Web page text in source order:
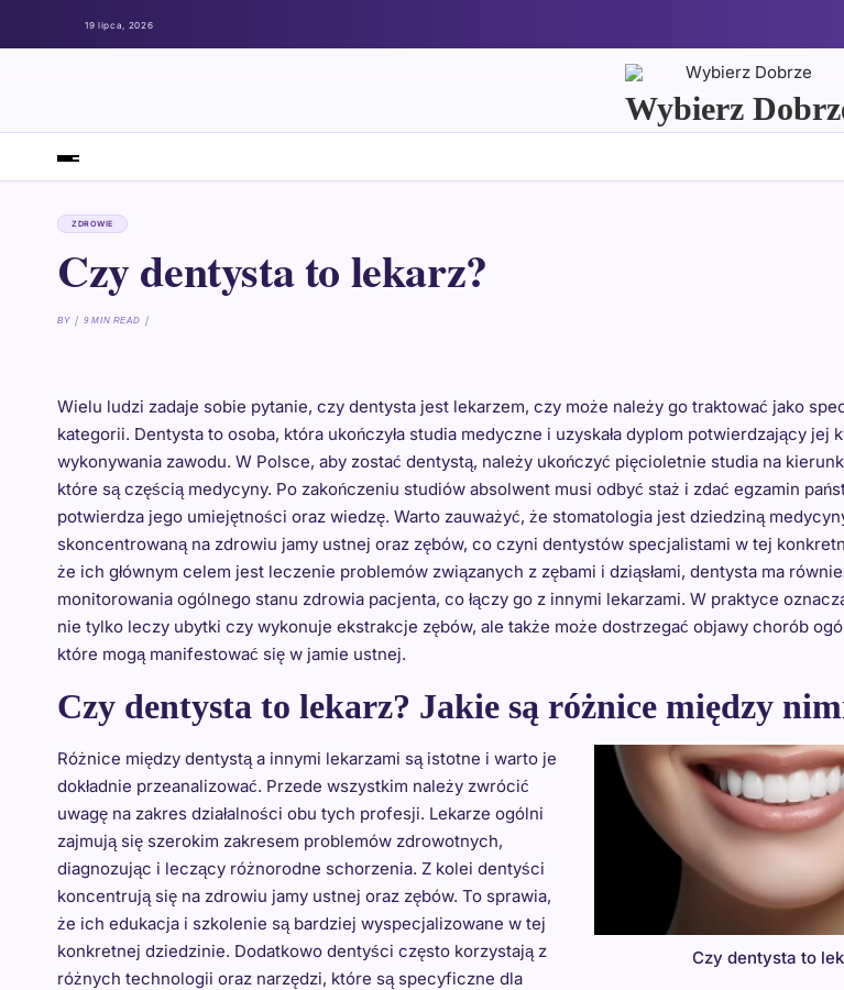
19 lipca, 2026
Wybierz
ZDROWIE
Czy dentysta to lekarz?
BY 9 MIN READ
Wielu ludzi zadaje sobie pytanie, czy dentysta jest lekarzem, czy może należy go traktować jako
kategorii. Dentysta to osoba, która ukończyła studia medyczne i uzyskała dyplom potwierdzający jej
wykonywania zawodu. W Polsce, aby zostać dentystą, należy ukończyć pięcioletnie studia na
które są częścią medycyny. Po zakończeniu studiów absolwent musi odbyć staż i zdać egzamin
potwierdza jego umiejętności oraz wiedzę. Warto zauważyć, że stomatologia jest dziedziną
skoncentrowaną na zdrowiu jamy ustnej oraz zębów, co czyni dentystów specjalistami w tej
że ich głównym celem jest leczenie problemów związanych z zębami i dziąsłami, dentysta ma
monitorowania ogólnego stanu zdrowia pacjenta, co łączy go z innymi lekarzami. W praktyce
nie tylko leczy ubytki czy wykonuje ekstrakcje zębów, ale także może dostrzegać objawy chorób
które mogą manifestować się w jamie ustnej.
Czy dentysta to lekarz? Jakie są różnice między
Czy dentysta to
Różnice między dentystą a innymi lekarzami są istotne i warto je
dokładnie przeanalizować. Przede wszystkim należy zwrócić
uwagę na zakres działalności obu tych profesji. Lekarze ogólni
zajmują się szerokim zakresem problemów zdrowotnych,
diagnozując i leczący różnorodne schorzenia. Z kolei dentyści
koncentrują się na zdrowiu jamy ustnej oraz zębów. To sprawia,
że ich edukacja i szkolenie są bardziej wyspecjalizowane w tej
konkretnej dziedzinie. Dodatkowo dentyści często korzystają z
różnych technologii oraz narzędzi, które są specyficzne dla